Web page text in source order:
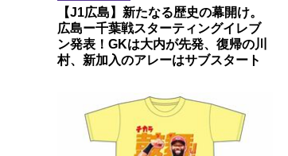
【J1広島】新たなる歴史の幕開け。
広島ー千葉戦スターティングイレブ
ン発表！GKは大内が先発、復帰の川
村、新加入のアレーはサブスタート